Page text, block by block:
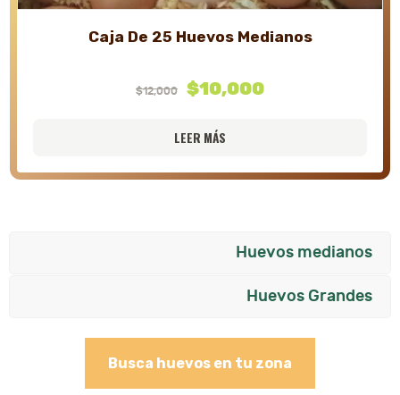
Caja De 25 Huevos Medianos
$12,000
El
original
era:
$10,000El
es:
LEER MÁS
Huevos medianos
Huevos Grandes
Busca huevos en tu zona